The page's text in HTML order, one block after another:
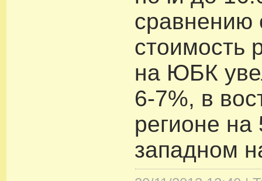
сравнению
стоимость
на ЮБК
6-7%, в
регионе на
западном